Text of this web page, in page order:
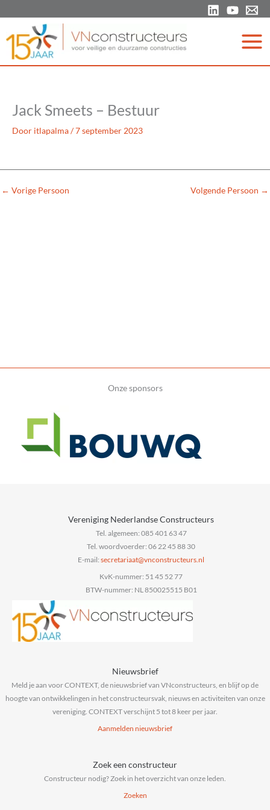
de
inhoud
Jack Smeets – Bestuur
Door itlapalma/7 september 2023
← Vorige Persoon Volgende Persoon →
Onze sponsors
Vereniging Nederlandse Constructeurs
Tel. algemeen: 085 401 63 47
Tel. woordvoerder: 06 22 45 88 30
E-mail:
ln.sruetcurtsnocnv
@taairaterces
KvK-nummer: 51 45 52 77
BTW-nummer: NL 850025515 B01
Nieuwsbrief
Meld je aan voor CONTEXT, de nieuwsbrief van VNconstructeurs, en blijf op de
hoogte van ontwikkelingen in het constructeursvak, nieuws en activiteiten van onze
vereniging. CONTEXT verschijnt 5 tot 8 keer per jaar.
Aanmelden nieuwsbrief
Zoek een constructeur
Constructeur nodig? Zoek in het overzicht van onze leden.
Zoeken